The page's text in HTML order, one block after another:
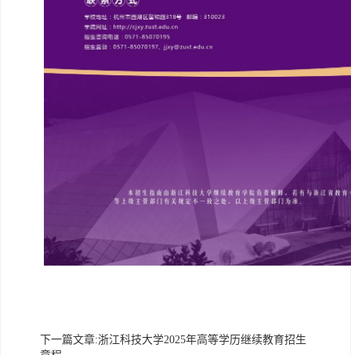
下一篇文章:浙江科技大学2025年高等学历继续教育招生